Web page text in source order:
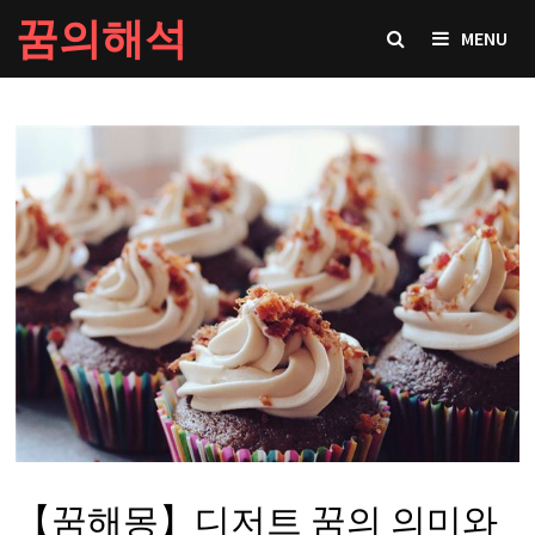
Skip
to
content
꿈의해석 MENU
【꿈해몽】디저트 꿈의 의미와